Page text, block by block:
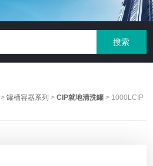
>罐槽容器系列 >CIP就地清洗罐 > 1000LCIP